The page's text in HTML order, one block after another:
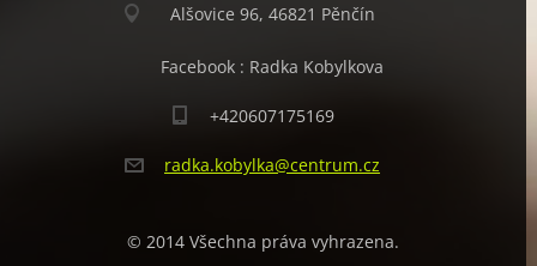
Alšovice 96, 46821 Pěnčín
Facebook : Radka Kobylkova
+420607175169
radka.kobylka@centrum.cz
© 2014 Všechna práva vyhrazena.